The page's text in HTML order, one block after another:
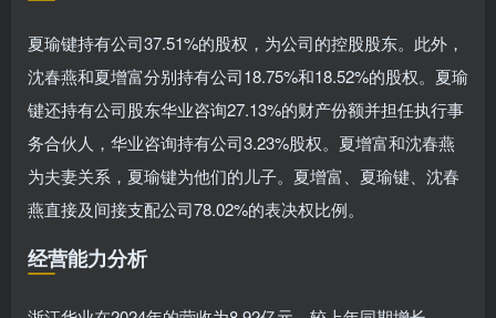
夏瑜键持有公司37.51%的股权，为公司的控股股东。此外，
沈春燕和夏增富分别持有公司18.75%和18.52%的股权。夏瑜
键还持有公司股东华业咨询27.13%的财产份额并担任执行事
务合伙人，华业咨询持有公司3.23%股权。夏增富和沈春燕
为夫妻关系，夏瑜键为他们的儿子。夏增富、夏瑜键、沈春
燕直接及间接支配公司78.02%的表决权比例。
经营能力分析